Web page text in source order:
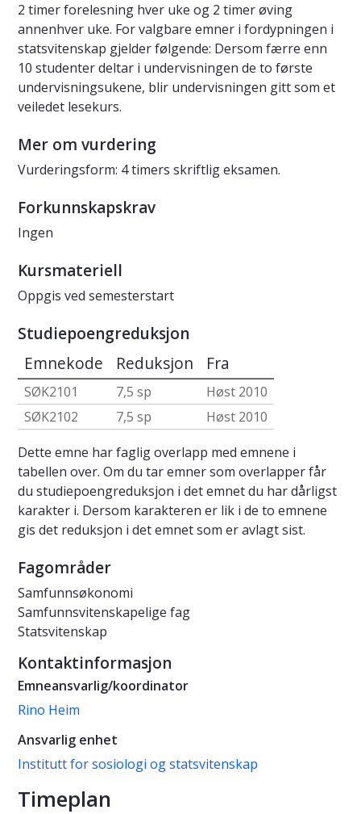
2 timer forelesning hver uke og 2 timer øving
annenhver uke. For valgbare emner i fordypningen i
statsvitenskap gjelder følgende: Dersom færre enn
10 studenter deltar i undervisningen de to første
undervisningsukene, blir undervisningen gitt som et
veiledet lesekurs.
Mer om vurdering
Vurderingsform: 4 timers skriftlig eksamen.
Forkunnskapskrav
Ingen
Kursmateriell
Oppgis ved semesterstart
Studiepoengreduksjon
Emnekode Reduksjon Fra
SØK2101 7,5 sp
Høst 2010
SØK2102
7,5 sp
Høst 2010
Dette emne har faglig overlapp med emnene i
tabellen over. Om du tar emner som overlapper får
du studiepoengreduksjon i det emnet du har dårligst
karakter i. Dersom karakteren er lik i de to emnene
gis det reduksjon i det emnet som er avlagt sist.
Fagområder
Samfunnsøkonomi
Samfunnsvitenskapelige fag
Statsvitenskap
Kontaktinformasjon
Emneansvarlig/koordinator
Rino Heim
Ansvarlig enhet
Institutt for sosiologi og statsvitenskap
Timeplan